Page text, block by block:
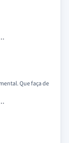
Que faça de